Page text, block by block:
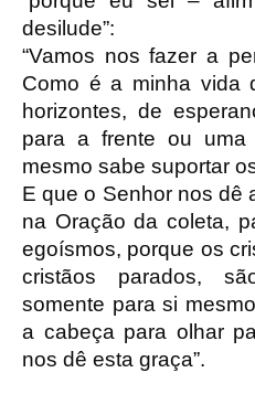
desilude”:
“Vamos nos fazer a
Como é a minha vida
horizontes, de
para a frente ou
mesmo sabe suportar
E que o Senhor nos dê
na Oração da coleta,
egoísmos, porque os
cristãos parados,
somente para si
a cabeça para olhar
nos dê esta graça”.